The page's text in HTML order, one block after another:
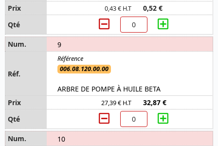
0,43 € H.T 0,52 €
9
006.08.120.00.00
ARBRE DE POMPE À HUILE BETA
27,39 € H.T 32,87 €
10